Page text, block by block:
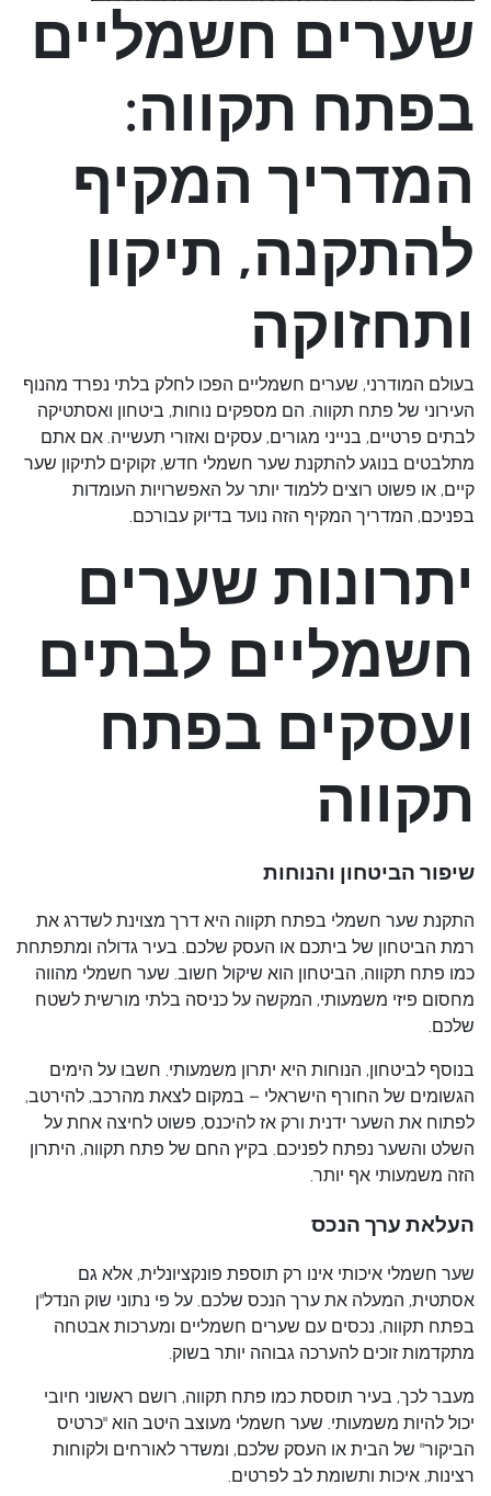
שערים חשמליים
בפתח תקווה:
המדריך המקיף
להתקנה, תיקון
ותחזוקה
בעולם המודרני, שערים חשמליים הפכו לחלק בלתי נפרד מהנוף
העירוני של פתח תקווה. הם מספקים נוחות, ביטחון ואסתטיקה
לבתים פרטיים, בנייני מגורים, עסקים ואזורי תעשייה. אם אתם
מתלבטים בנוגע להתקנת שער חשמלי חדש, זקוקים לתיקון שער
קיים, או פשוט רוצים ללמוד יותר על האפשרויות העומדות
בפניכם, המדריך המקיף הזה נועד בדיוק עבורכם.
יתרונות שערים
חשמליים לבתים
ועסקים בפתח
תקווה
שיפור הביטחון והנוחות
התקנת שער חשמלי בפתח תקווה היא דרך מצוינת לשדרג את
רמת הביטחון של ביתכם או העסק שלכם. בעיר גדולה ומתפתחת
כמו פתח תקווה, הביטחון הוא שיקול חשוב. שער חשמלי מהווה
מחסום פיזי משמעותי, המקשה על כניסה בלתי מורשית לשטח
שלכם.
בנוסף לביטחון, הנוחות היא יתרון משמעותי. חשבו על הימים
הגשומים של החורף הישראלי – במקום לצאת מהרכב, להירטב,
לפתוח את השער ידנית ורק אז להיכנס, פשוט לחיצה אחת על
השלט והשער נפתח לפניכם. בקיץ החם של פתח תקווה, היתרון
הזה משמעותי אף יותר.
העלאת ערך הנכס
שער חשמלי איכותי אינו רק תוספת פונקציונלית, אלא גם
אסתטית, המעלה את ערך הנכס שלכם. על פי נתוני שוק הנדל"ן
בפתח תקווה, נכסים עם שערים חשמליים ומערכות אבטחה
מתקדמות זוכים להערכה גבוהה יותר בשוק.
מעבר לכך, בעיר תוססת כמו פתח תקווה, רושם ראשוני חיובי
יכול להיות משמעותי. שער חשמלי מעוצב היטב הוא "כרטיס
הביקור" של הבית או העסק שלכם, ומשדר לאורחים ולקוחות
רצינות, איכות ותשומת לב לפרטים.